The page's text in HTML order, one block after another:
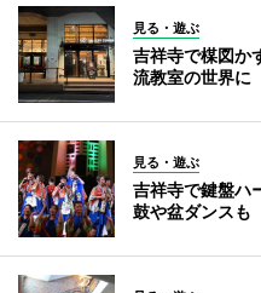
見る・遊ぶ
吉祥寺で楳図か
流教室の世界に
見る・遊ぶ
吉祥寺で鍵盤ハ
鼓や盆ダンスも